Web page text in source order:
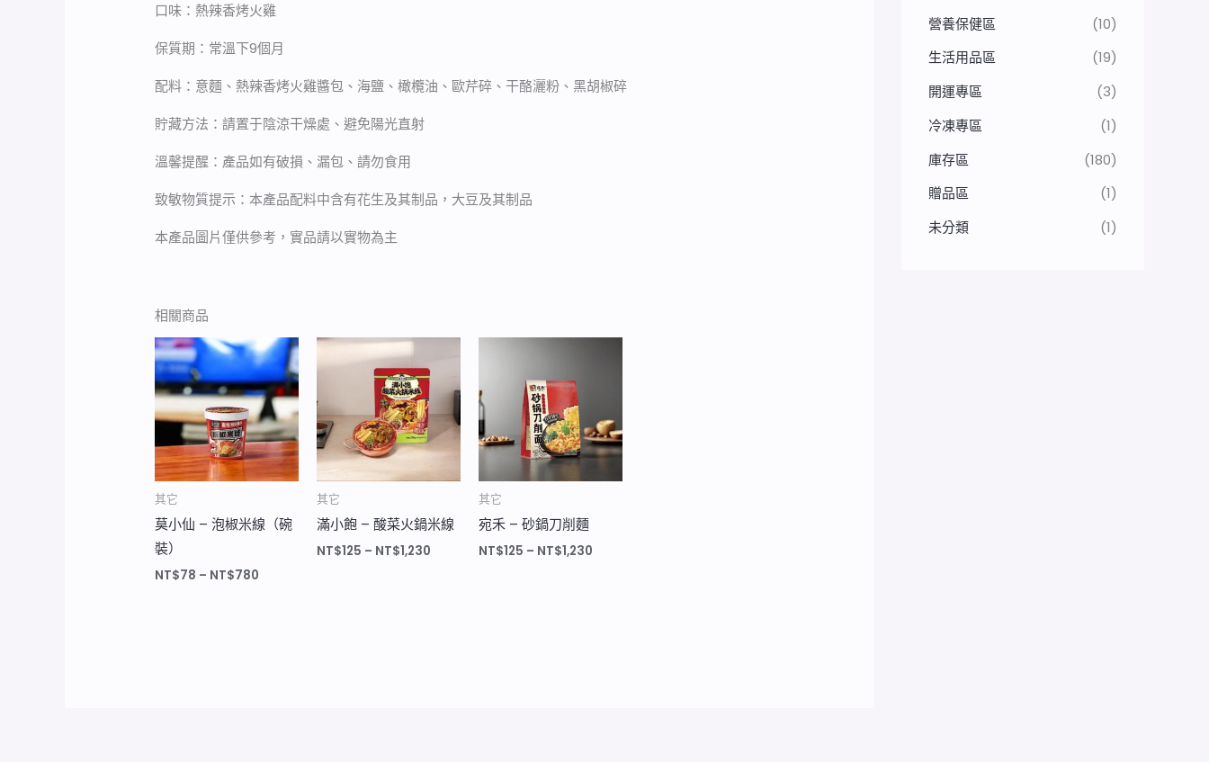
口味：熱辣香烤火雞
保質期：常溫下9個月
配料：意麵、熱辣香烤火雞醬包、海鹽、橄欖油、歐芹碎、干酪灑粉、黑胡椒碎
貯藏方法：請置于陰涼干燥處、避免陽光直射
溫馨提醒：產品如有破損、漏包、請勿食用
致敏物質提示：本產品配料中含有花生及其制品，大豆及其制品
本產品圖片僅供參考，實品請以實物為主
相關商品
其它
莫小仙 – 泡椒米線（碗
裝）
NT$78 – NT$780
價
格
範
圍：
NT$78
到
NT$780
其它
滿小飽 – 酸菜火鍋米線
NT$125 – NT$1,230
範
圍：
NT$1,230
其它
宛禾 – 砂鍋刀削麵
NT$125 – NT$1,230
到
NT$1,230
營養保健區
(10)
生活用品區
(19)
開運專區
(3)
冷凍專區
(1)
庫存區
(180)
贈品區
(1)
未分類
(1)